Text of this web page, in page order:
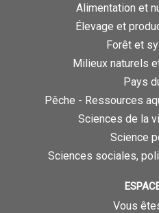
Alimentation et
Élevage et
Forêt et
Milieux naturels
Pays
Pêche - Ressources
Sciences de la
Science
Sciences sociales,
Vous